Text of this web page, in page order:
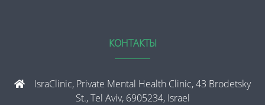
КОНТАКТЫ
IsraClinic, Private Mental Health Clinic, 43 Brodetsky
St., Tel Aviv, 6905234, Israel